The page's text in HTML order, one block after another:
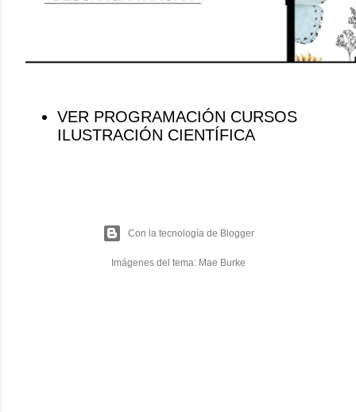
VER PROGRAMACIÓN CURSOS
ILUSTRACIÓN CIENTÍFICA
Con la tecnología de Blogger
Imágenes del tema: Mae Burke